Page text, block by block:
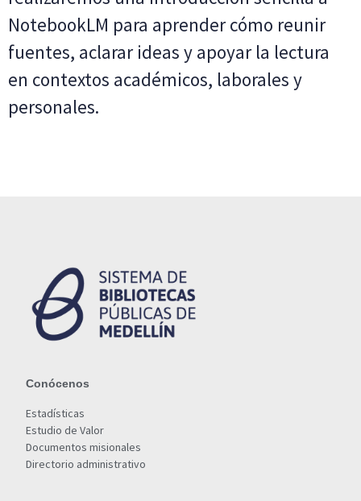
NotebookLM para aprender cómo reunir
fuentes, aclarar ideas y apoyar la lectura
en contextos académicos, laborales y
personales.
Conócenos
Estadísticas
Estudio de Valor
Documentos misionales
Directorio administrativo